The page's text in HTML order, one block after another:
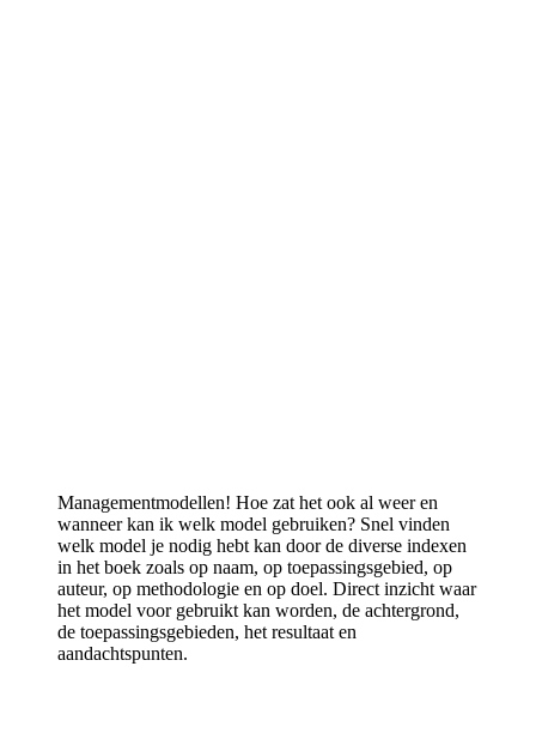
Managementmodellen! Hoe zat het ook al weer en
wanneer kan ik welk model gebruiken? Snel vinden
welk model je nodig hebt kan door de diverse indexen
in het boek zoals op naam, op toepassingsgebied, op
auteur, op methodologie en op doel. Direct inzicht waar
het model voor gebruikt kan worden, de achtergrond,
de toepassingsgebieden, het resultaat en
aandachtspunten.